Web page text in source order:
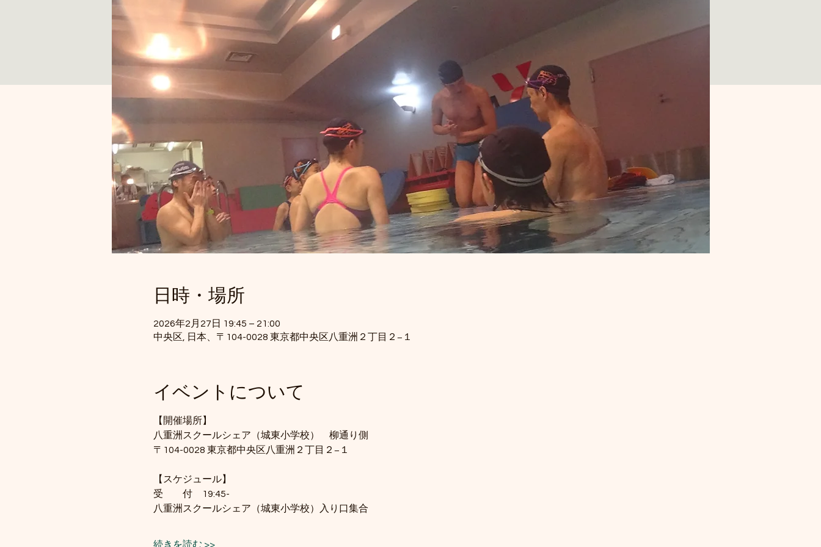
日時・場所
2026年2月27日 19:45 – 21:00
中央区, 日本、〒104-0028 東京都中央区八重洲２丁目２−１
イベントについて
【開催場所】
八重洲スクールシェア（城東小学校）　柳通り側
〒104-0028 東京都中央区八重洲２丁目２−１
【スケジュール】
受　　付　19:45-
八重洲スクールシェア（城東小学校）入り口集合
続きを読む >>